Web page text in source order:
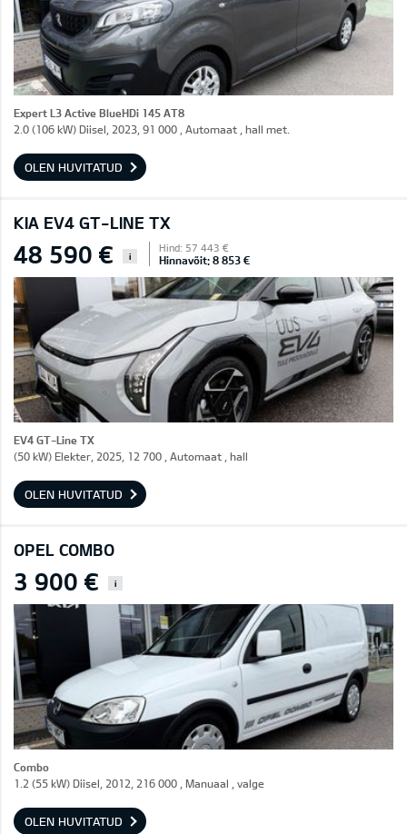
Expert L3 Active BlueHDi 145 AT8
2.0 (106 kW) Diisel, 2023, 91 000 , Automaat , hall met.
OLEN HUVITATUD
KIA EV4 GT-LINE TX
48 590 € i
Hind: 57 443 €
Hinnavõit: 8 853 €
EV4 GT-Line TX
(50 kW) Elekter, 2025, 12 700 , Automaat , hall
OLEN HUVITATUD
OPEL COMBO
3 900 € i
Combo
1.2 (55 kW) Diisel, 2012, 216 000 , Manuaal , valge
OLEN HUVITATUD